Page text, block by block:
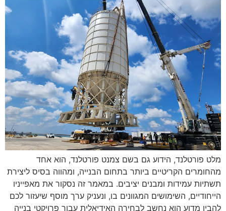
מלט פורטלנד, הידוע גם בשם צמנט פורטלנד, הוא אחד
מהחומרים הקריטיים ביותר בתחום הבנייה, ומהווה בסיס ליצירת
תשתיות עמידות ומבנים יציבים. במאמר זה נסקור את מאפייניו
הייחודיים, השימושים המגוונים בו, ונעניק ערך מוסף שיעזור לכם
להבין מדוע הוא נחשב לבחירה האידיאלית עבור פרויקטי בנייה